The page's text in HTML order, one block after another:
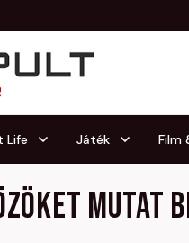
Life Játék Film
mutat